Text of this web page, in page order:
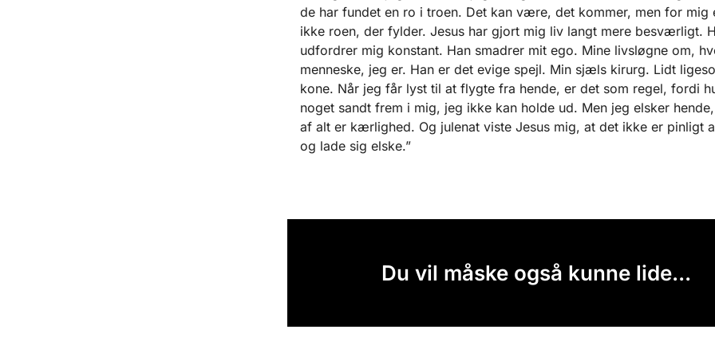
de har fundet en ro i troen. Det kan være, det kommer, men for mig
ikke roen, der fylder. Jesus har gjort mig liv langt mere besværligt.
udfordrer mig konstant. Han smadrer mit ego. Mine livsløgne om,
menneske, jeg er. Han er det evige spejl. Min sjæls kirurg. Lidt
kone. Når jeg får lyst til at flygte fra hende, er det som regel, fordi
noget sandt frem i mig, jeg ikke kan holde ud. Men jeg elsker
af alt er kærlighed. Og julenat viste Jesus mig, at det ikke er pinligt
og lade sig elske.”
Du vil måske også kunne lide...